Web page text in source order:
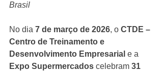
Brasil
No dia 7 de março de 2026, o CTDE –
Centro de Treinamento e
Desenvolvimento Empresarial e a
Expo Supermercados celebram 31